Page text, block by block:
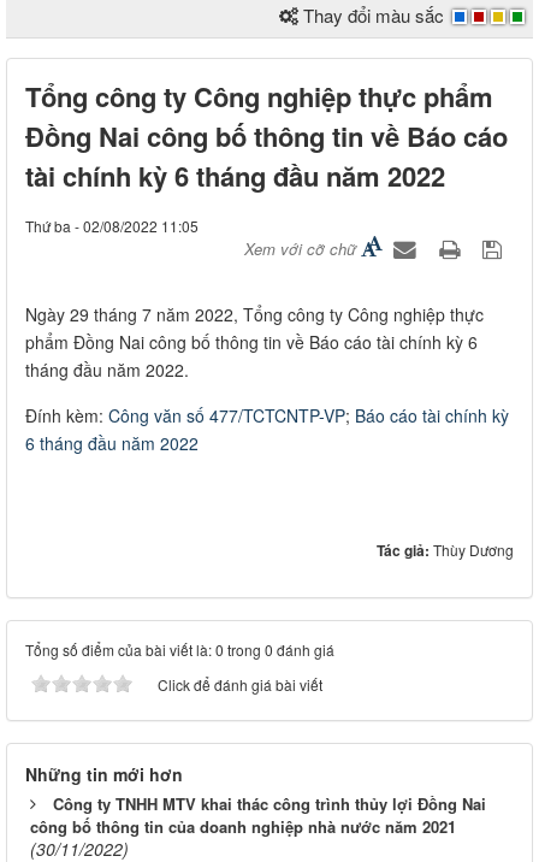
Thay đổi màu sắc
Tổng công ty Công nghiệp thực phẩm
Đồng Nai công bố thông tin về Báo cáo
tài chính kỳ 6 tháng đầu năm 2022
Thứ ba - 02/08/2022 11:05
Xem với cỡ chữ
Ngày 29 tháng 7 năm 2022, Tổng công ty Công nghiệp thực
phẩm Đồng Nai công bố thông tin về Báo cáo tài chính kỳ 6
tháng đầu năm 2022.
Đính kèm: Công văn số 477/TCTCNTP-VP; Báo cáo tài chính kỳ
6 tháng đầu năm 2022
Tác giả: Thùy Dương
Tổng số điểm của bài viết là: 0 trong 0 đánh giá
Click để đánh giá bài viết
Những tin mới hơn
Công ty TNHH MTV khai thác công trình thủy lợi Đồng Nai
công bố thông tin của doanh nghiệp nhà nước năm 2021
(30/11/2022)